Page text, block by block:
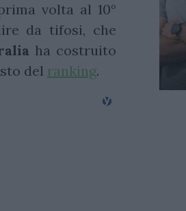
volta al 10°
da tifosi, che
ha costruito
del ranking.